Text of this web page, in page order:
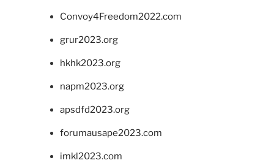
Convoy4Freedom2022.com
grur2023.org
hkhk2023.org
napm2023.org
apsdfd2023.org
forumausape2023.com
imkl2023.com